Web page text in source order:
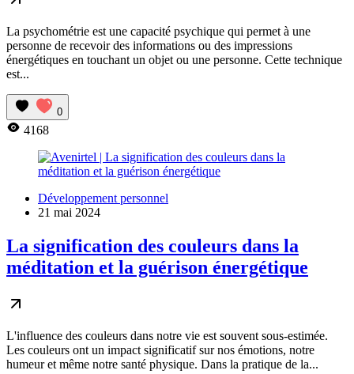
La psychométrie est une capacité psychique qui permet à une
personne de recevoir des informations ou des impressions
énergétiques en touchant un objet ou une personne. Cette technique
est...
0
4168
Développement personnel
21 mai 2024
La signification des couleurs dans la
méditation et la guérison énergétique
L'influence des couleurs dans notre vie est souvent sous-estimée.
Les couleurs ont un impact significatif sur nos émotions, notre
humeur et même notre santé physique. Dans la pratique de la...